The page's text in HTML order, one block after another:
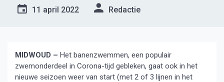
11 april 2022 Redactie
MIDWOUD – Het banenzwemmen, een populair
zwemonderdeel in Corona-tijd gebleken, gaat ook in het
nieuwe seizoen weer van start (met 2 of 3 lijnen in het